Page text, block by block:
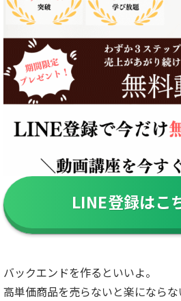
LINE登録はこ
バックエンドを作るといいよ。
高単価商品を売らないと楽にならな